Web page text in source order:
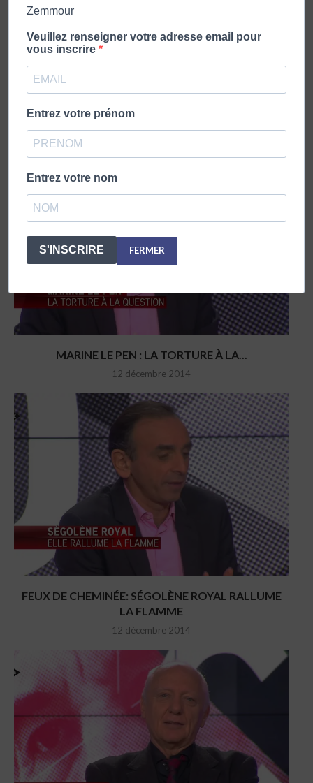
NOTES À L’ÉCOLE: DES CHIFFRES OU DES LETTRES
12 décembre 2014
MARINE LE PEN : LA TORTURE À LA...
12 décembre 2014
FEUX DE CHEMINÉE: SÉGOLÈNE ROYAL RALLUME
LA FLAMME
12 décembre 2014
Zemmour
Veuillez renseigner votre adresse email pour
vous inscrire
Entrez votre prénom
Entrez votre nom
S'INSCRIRE FERMER